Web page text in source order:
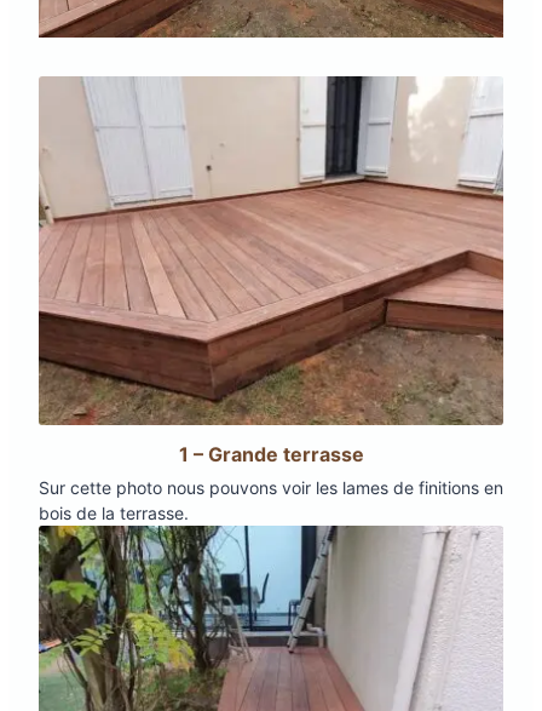
1 – Grande terrasse
Sur cette photo nous pouvons voir les lames de finitions en
bois de la terrasse.